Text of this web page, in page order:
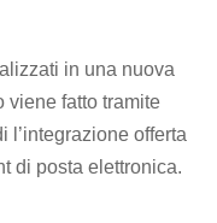
in una nuova
viene fatto tramite
l’integrazione offerta
di posta elettronica.